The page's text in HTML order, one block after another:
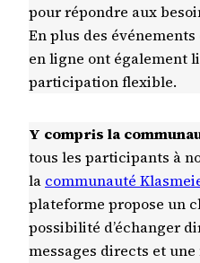
pour répondre aux
En plus des
en ligne ont également
participation flexible.
Y compris la
tous les participants à
la communauté
plateforme propose un
possibilité d’échanger
messages directs et